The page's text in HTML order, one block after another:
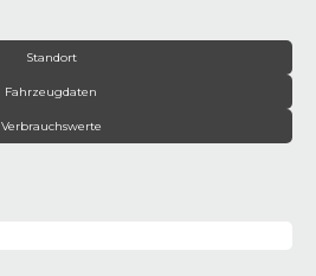
Standort
Fahrzeugdaten
Verbrauchswerte